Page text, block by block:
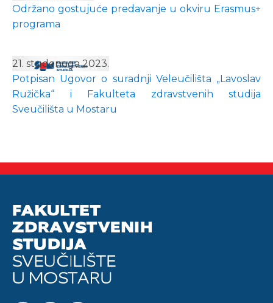
Održano gostujuće predavanje u okviru Erasmus+
programa
21. studenoga 2023.
Potpisan Ugovor o suradnji Veleučilišta „Lavoslav
Ružička“ i Fakulteta zdravstvenih studija
Sveučilišta u Mostaru